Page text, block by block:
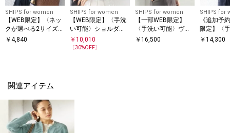
SHIPS for women
【WEB限定】〈ネッ
クが選べる2サイズ展
開〉オーガニックコ
￥ 4,840
SHIPS for women
【WEB限定】〈手洗
い可能〉ショルダー
レース コンビ ニット
プルオーバー
￥10,010
〔30%OFF〕
SHIPS for women
【一部WEB限定】
〈手洗い可能〉ヴィ
ンテージ サテン ネッ
￥ 16,500
SHIPS for
《追加予
限定】〈
能〉チェ
￥14,300
関連アイテム